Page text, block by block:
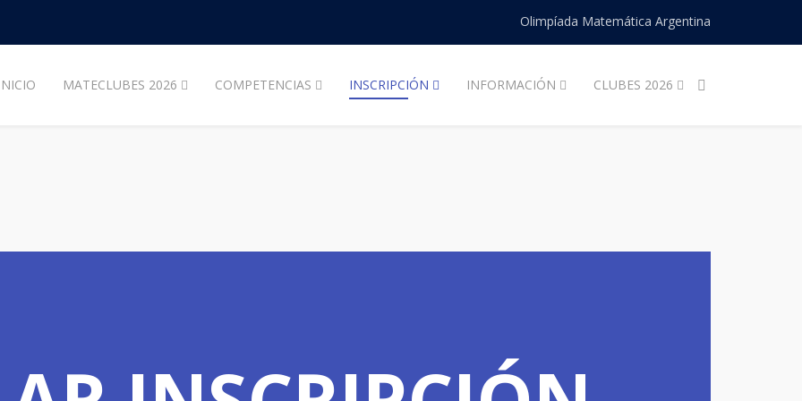
Olimpíada Matemática Argentina
MATECLUBES 2026 COMPETENCIAS INSCRIPCIÓN INFORMACIÓN CLUBES 2026